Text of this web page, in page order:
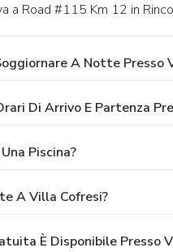
a Road #115 Km 12 in
A Notte Presso
Di Arrivo E Partenza
Piscina?
A Villa Cofresi?
È Disponibile Presso